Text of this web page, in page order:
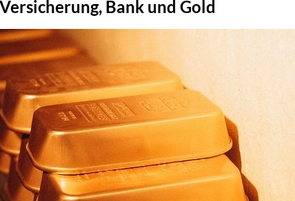
Bank und Gold